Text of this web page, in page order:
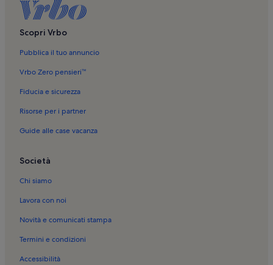
Dolomiti: case
Scopri Vrbo
Pubblica il tuo annuncio
Vrbo Zero pensieri™
Fiducia e sicurezza
Risorse per i partner
Guide alle case vacanza
Società
Chi siamo
Lavora con noi
Novità e comunicati stampa
Termini e condizioni
Accessibilità